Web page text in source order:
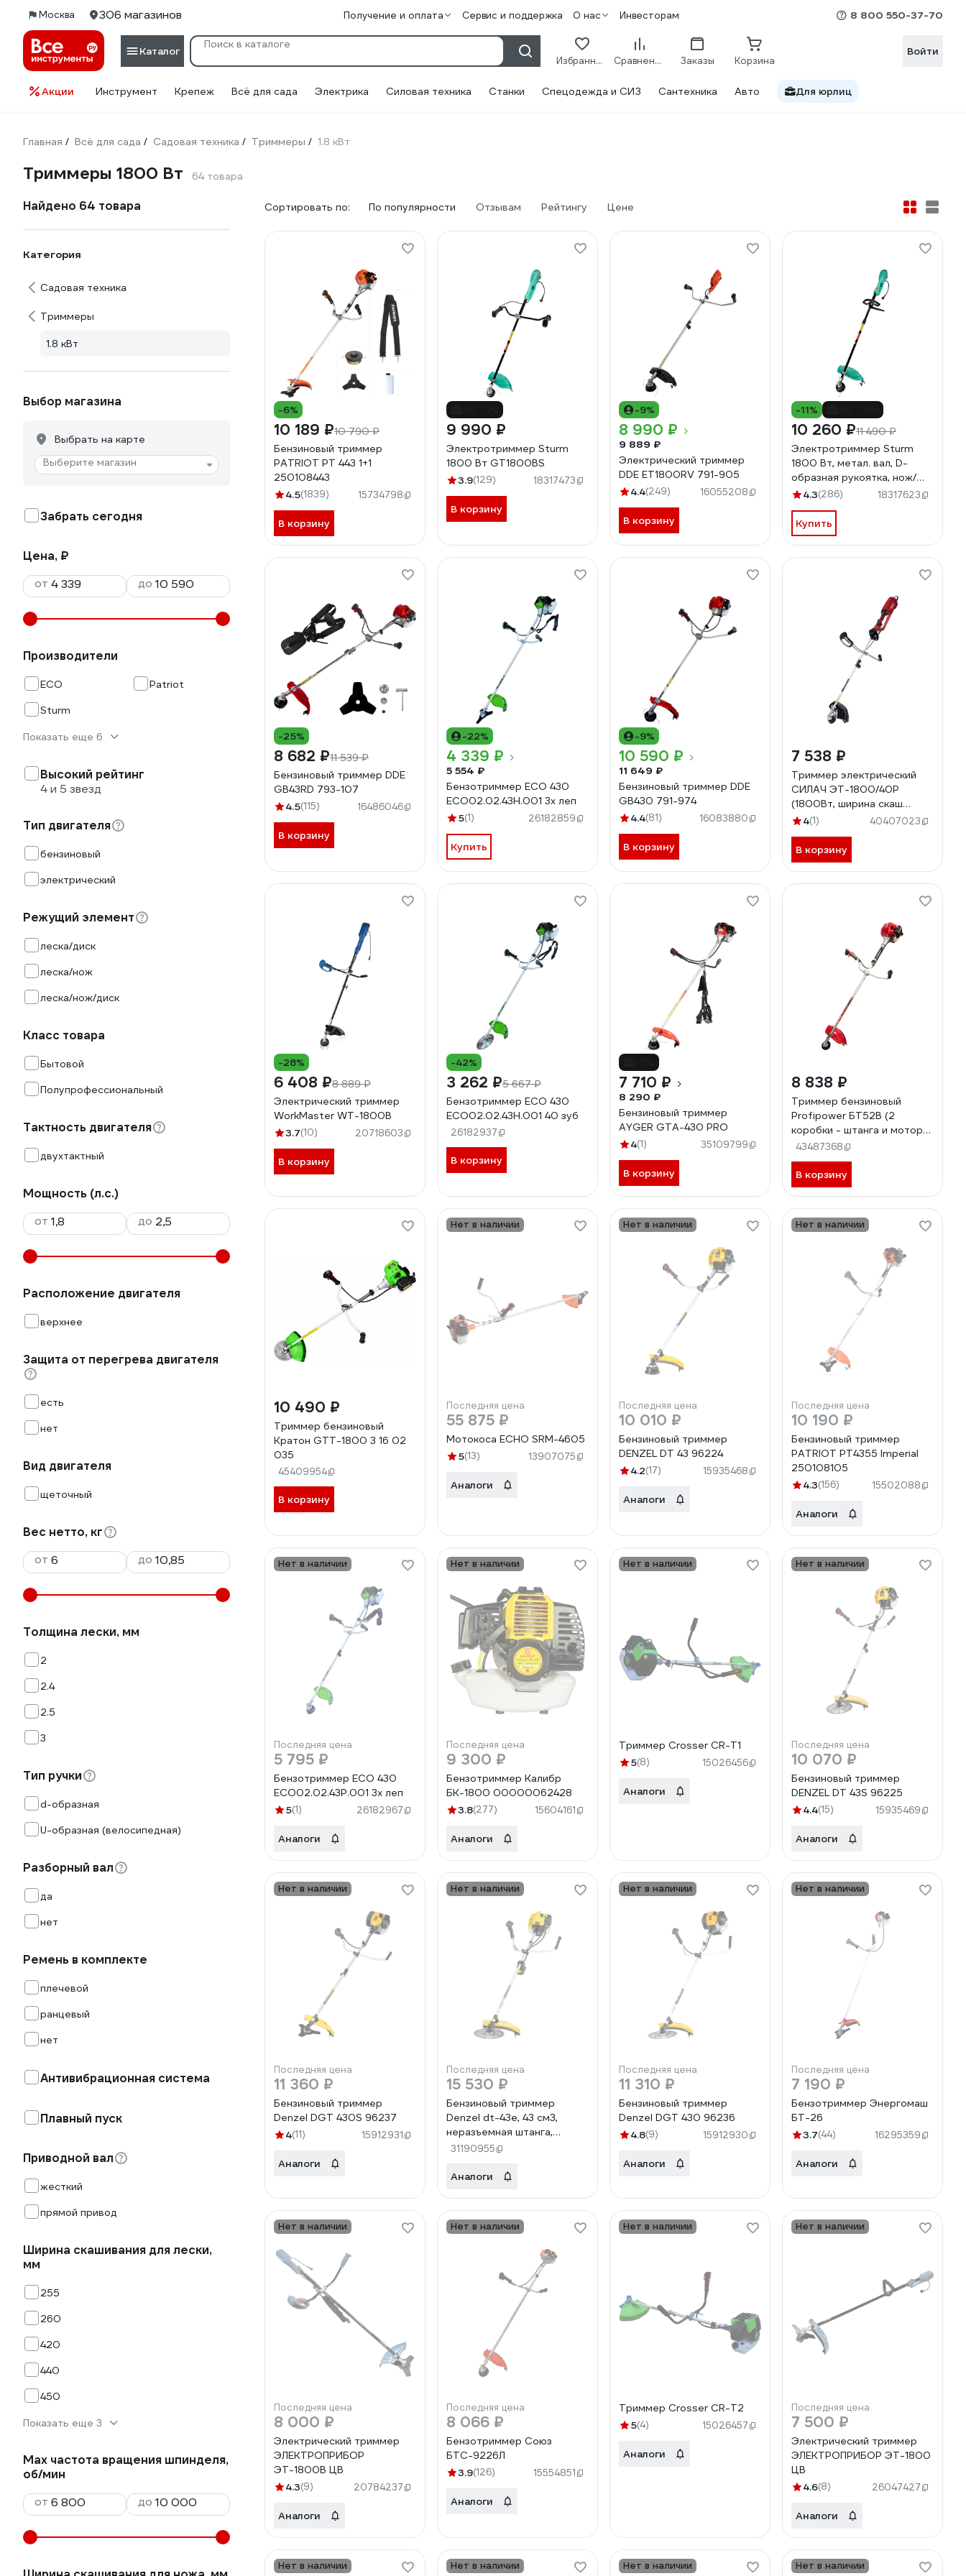
Москва 306 магазинов Получение и оплата Сервис и поддержка О нас Инвесторам 8 800 550-37-70
Каталог
Избранное Сравнение Заказы Корзина
Войти
Акции Инструмент Крепеж Всё для сада Электрика Силовая техника Станки Спецодежда и СИЗ Сантехника Авто Для юрлиц
Главная / Всё для сада / Садовая техника / Триммеры / 1.8 кВт
Триммеры 1800 Вт 64 товара
Найдено 64 товара
Категория
Садовая техника
Триммеры
1.8 кВт
Выбор магазина
Выбрать на карте
Выберите магазин
Забрать сегодня
Цена, ₽
от
до
Производители
ECO
Patriot
Sturm
Показать еще 6
Высокий рейтинг
4 и 5 звезд
Тип двигателя
бензиновый
электрический
Режущий элемент
леска/диск
леска/нож
леска/нож/диск
Класс товара
Бытовой
Полупрофессиональный
Тактность двигателя
двухтактный
Мощность (л.с.)
от
до
Расположение двигателя
верхнее
Защита от перегрева двигателя
есть
нет
Вид двигателя
щеточный
Вес нетто, кг
от
до
Толщина лески, мм
2
2.4
2.5
3
Тип ручки
d-образная
U-образная (велосипедная)
Разборный вал
да
нет
Ремень в комплекте
плечевой
ранцевый
нет
Антивибрационная система
Плавный пуск
Приводной вал
жесткий
прямой привод
Ширина скашивания для лески,
мм
255
260
420
440
450
Показать еще 3
Max частота вращения шпинделя,
об/мин
от
до
Сортировать по: По популярности Отзывам Рейтингу Цене
-6%
10 189 ₽10 790 ₽
Бензиновый триммер
PATRIOT PT 443 1+1
250108443
4.5(1839) 15734798
В корзину
9 990 ₽
Электротриммер Sturm
1800 Вт GT1800BS
3.9(129) 18317473
В корзину
-9%
8 990 ₽
9 889 ₽
Электрический триммер
DDE ET1800RV 791-905
4.4(249) 16055208
В корзину
-11%
10 260 ₽11 490 ₽
Электротриммер Sturm
1800 Вт, метал. вал, D-
образная рукоятка, нож/
леска GT1800D
4.3(286) 18317623
Купить
-25%
8 682 ₽11 539 ₽
Бензиновый триммер DDE
GB43RD 793-107
4.5(115) 16486046
В корзину
-22%
4 339 ₽
5 554 ₽
Бензотриммер ECO 430
ECO02.02.43H.001 3х леп
5(1) 26182859
Купить
-9%
10 590 ₽
11 649 ₽
Бензиновый триммер DDE
GB430 791-974
4.4(81) 16083880
В корзину
7 538 ₽
Триммер электрический
СИЛАЧ ЭТ-1800/40Р
(1800Вт, ширина скаш
42см,леска,нож,плеч
4(1) 40407023
В корзину
-28%
6 408 ₽8 889 ₽
Электрический триммер
WorkMaster WT-1800B
3.7(10) 20718603
В корзину
-42%
3 262 ₽5 667 ₽
Бензотриммер ECO 430
ECO02.02.43H.001 40 зуб
26182937
В корзину
7 710 ₽
8 290 ₽
Бензиновый триммер
AYGER GTA-430 PRO
4(1) 35109799
В корзину
8 838 ₽
Триммер бензиновый
Profipower БТ52B (2
коробки - штанга и мотор)
F0010
43487368
В корзину
10 490 ₽
Триммер бензиновый
Кратон GTT-1800 3 16 02
035
45409954
В корзину
Нет в наличии
Последняя цена
55 875 ₽
Мотокоса ECHO SRM-4605
5(13) 13907075
Аналоги
Нет в наличии
Последняя цена
10 010 ₽
Бензиновый триммер
DENZEL DT 43 96224
4.2(17) 15935468
Аналоги
Нет в наличии
Последняя цена
10 190 ₽
Бензиновый триммер
PATRIOT РТ4355 Imperial
250108105
4.3(156) 15502088
Аналоги
Нет в наличии
Последняя цена
5 795 ₽
Бензотриммер ECO 430
ECO02.02.43Р.001 3х леп
5(1) 26182967
Аналоги
Нет в наличии
Последняя цена
9 300 ₽
Бензотриммер Калибр
БК-1800 00000062428
3.8(277) 15604161
Аналоги
Нет в наличии
Триммер Crosser CR-T1
5(8) 15026456
Аналоги
Нет в наличии
Последняя цена
10 070 ₽
Бензиновый триммер
DENZEL DT 43S 96225
4.4(15) 15935469
Аналоги
Нет в наличии
Последняя цена
11 360 ₽
Бензиновый триммер
Denzel DGT 430S 96237
4(11) 15912931
Аналоги
Нет в наличии
Последняя цена
15 530 ₽
Бензиновый триммер
Denzel dt-43e, 43 см3,
неразъемная штанга,
электростартер, состоит
31190955
Аналоги
Нет в наличии
Последняя цена
11 310 ₽
Бензиновый триммер
Denzel DGT 430 96236
4.8(9) 15912930
Аналоги
Нет в наличии
Последняя цена
7 190 ₽
Бензотриммер Энергомаш
БТ-26
3.7(44) 16295359
Аналоги
Нет в наличии
Последняя цена
8 000 ₽
Электрический триммер
ЭЛЕКТРОПРИБОР
ЭТ-1800В ЦВ
4.3(9) 20784237
Аналоги
Нет в наличии
Последняя цена
8 066 ₽
Бензотриммер Союз
БТС-9226Л
3.9(126) 15554851
Аналоги
Нет в наличии
Триммер Crosser CR-T2
5(4) 15026457
Аналоги
Нет в наличии
Последняя цена
7 500 ₽
Электрический триммер
ЭЛЕКТРОПРИБОР ЭТ-1800
ЦВ
4.6(8) 26047427
Аналоги
Нет в наличии Нет в наличии Нет в наличии Нет в наличии